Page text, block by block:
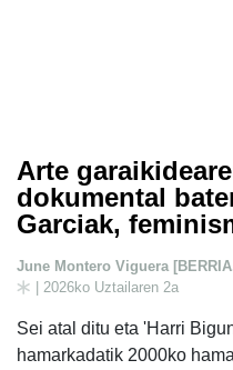
Arte
dokumental
Garciak,
June Montero Viguera
| 2026ko Uztailaren 2a
Sei atal ditu eta 'Harri
hamarkadatik 2000ko